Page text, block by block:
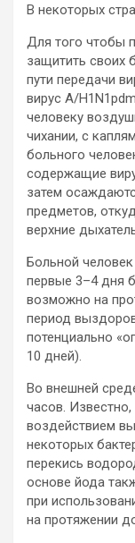
В некоторых
Для того чтобы
защитить своих
пути передачи
вирус A/
человеку
чихании, с
больного
содержащие
затем
предметов,
верхние
Больной
первые 3–4 дня
возможно на
период
потенциально
10 дней).
Во внешней
часов. Известно,
воздействием
некоторых
перекись
основе йода
при
на протяжении